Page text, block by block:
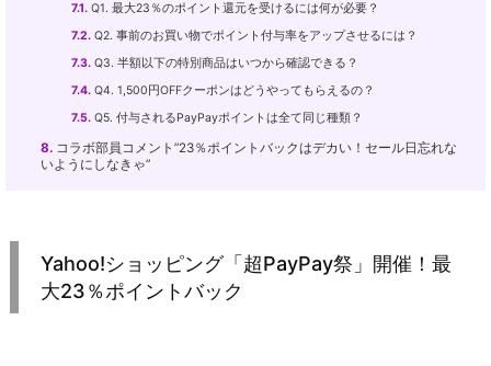
7.1. Q1. 最大23％のポイント還元を受けるには何が必要？
7.2. Q2. 事前のお買い物でポイント付与率をアップさせるには？
7.3. Q3. 半額以下の特別商品はいつから確認できる？
7.4. Q4. 1,500円OFFクーポンはどうやってもらえるの？
7.5. Q5. 付与されるPayPayポイントは全て同じ種類？
8. コラボ部員コメント”23％ポイントバックはデカい！セール日忘れな
いようにしなきゃ”
Yahoo!ショッピング「超PayPay祭」開催！最
大23％ポイントバック